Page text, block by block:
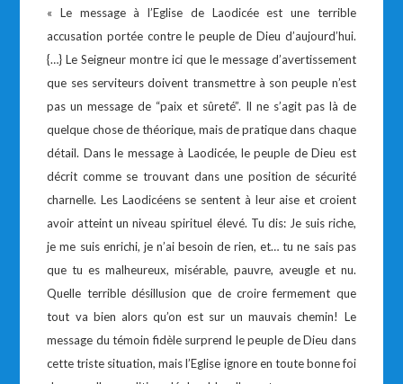
« Le message à l’Eglise de Laodicée est une terrible
accusation portée contre le peuple de Dieu d’aujourd’hui.
{…} Le Seigneur montre ici que le message d’avertissement
que ses serviteurs doivent transmettre à son peuple n’est
pas un message de “paix et sûreté”. Il ne s’agit pas là de
quelque chose de théorique, mais de pratique dans chaque
détail. Dans le message à Laodicée, le peuple de Dieu est
décrit comme se trouvant dans une position de sécurité
charnelle. Les Laodicéens se sentent à leur aise et croient
avoir atteint un niveau spirituel élevé. Tu dis: Je suis riche,
je me suis enrichi, je n’ai besoin de rien, et… tu ne sais pas
que tu es malheureux, misérable, pauvre, aveugle et nu.
Quelle terrible désillusion que de croire fermement que
tout va bien alors qu’on est sur un mauvais chemin! Le
message du témoin fidèle surprend le peuple de Dieu dans
cette triste situation, mais l’Eglise ignore en toute bonne foi